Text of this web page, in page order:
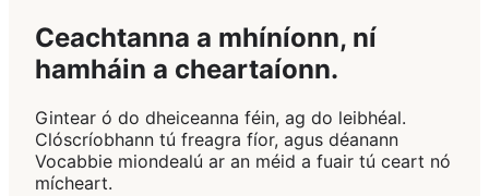
Ceachtanna a mhíníonn, ní
hamháin a cheartaíonn.
Gintear ó do dheiceanna féin, ag do leibhéal.
Clóscríobhann tú freagra fíor, agus déanann
Vocabbie miondealú ar an méid a fuair tú ceart nó
mícheart.